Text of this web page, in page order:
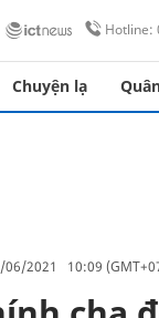
Hotline:
Chuyện lạ
06/2021 10:09